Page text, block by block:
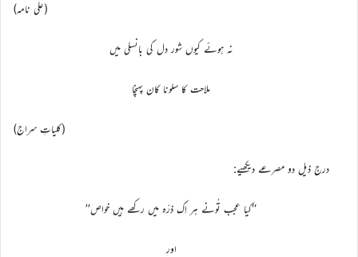
(علی نامہ)
نہ ہوئے کیوں شور دل کی بانسلی میں
ملاحت کا سلونا کان پہنچا
(کلیاتِ سراج)
درج ذیل دو مصرعے دیکھیے:
‘‘کیا عجب تُونے ہر اِک ذرّہ میں رکھے ہیں خواص’’
اور